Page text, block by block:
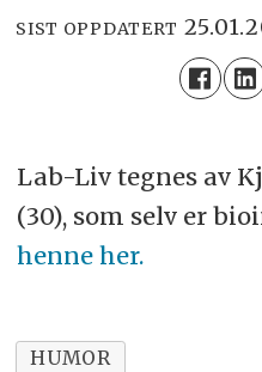
SIST OPPDATERT
Lab-Liv tegnes av
(30), som selv er
henne her.
HUMOR